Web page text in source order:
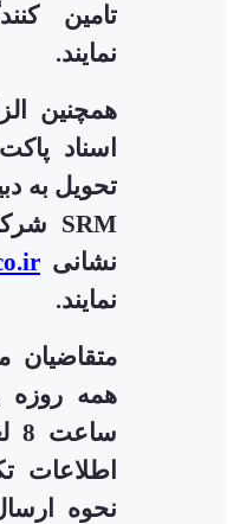
تامین
نمایند.
همچنین
اسناد
تحویل به
SRM
نشانی
نمایند.
متقاضیان
همه روزه
اطلاعات
نحوه